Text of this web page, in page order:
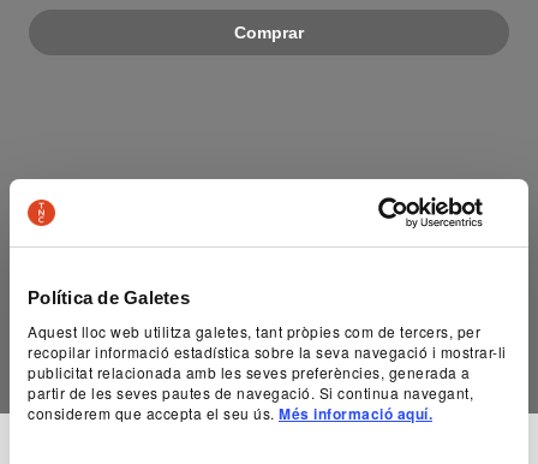
Política de Galetes
Aquest lloc web utilitza galetes, tant pròpies com de tercers, per
recopilar informació estadística sobre la seva navegació i mostrar-li
publicitat relacionada amb les seves preferències, generada a
partir de les seves pautes de navegació. Si continua navegant,
considerem que accepta el seu ús. Més informació aquí.
Comprar